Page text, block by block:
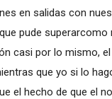
en salidas con
pude superarcomo
casi por lo mismo,
que yo si lo
el hecho de que el